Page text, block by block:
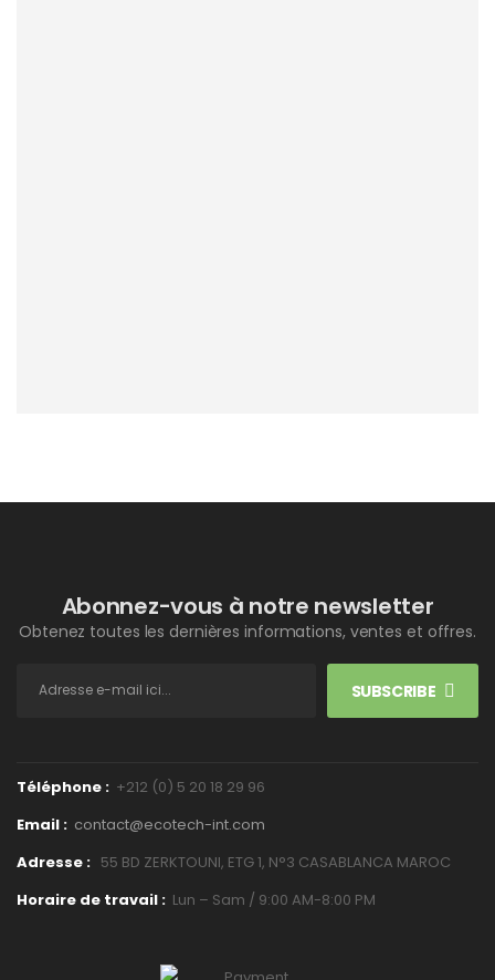
Abonnez-vous à notre newsletter
Obtenez toutes les dernières informations, ventes et offres.
SUBSCRIBE
Téléphone : +212 (0) 5 20 18 29 96‬
Email : contact@ecotech-int.com
Adresse : 55 BD ZERKTOUNI, ETG 1, N°3 CASABLANCA MAROC
Horaire de travail : Lun – Sam / 9:00 AM-8:00 PM